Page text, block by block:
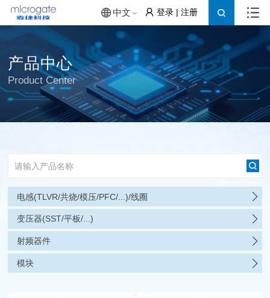
中文 登录| 注册
产品中心
Product Center
电感(TLVR/共烧/模压/PFC/...)/线圈
变压器(SST/平板/...)
射频器件
模块